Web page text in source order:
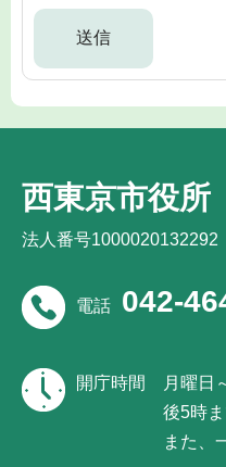
西東京市役所
法人番号1000020132292
電話 042-
開庁時間
月曜日
後5時
また、